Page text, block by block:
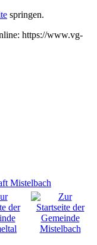
springen.
https://www.vg-